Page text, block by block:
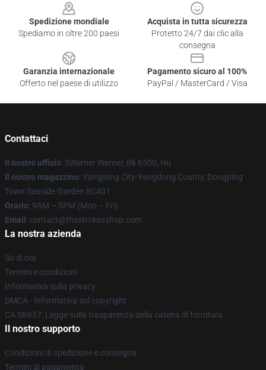
Spedizione mondiale
Spediamo in oltre 200 paesi
Acquista in tutta sicurezza
Protetto 24/7 dai clic alla
consegna
Garanzia internazionale
Offerto nel paese di utilizzo
Pagamento sicuro al 100%
PayPal / MasterCard / Visa
Contattaci
Il nostro ufficio: 5Werner Werner, Bk 6500, Hu
Il nostro magazzino: Yangjiang City-Yangdong County, Dongping
Town Seaside Garden 8C401
Orario: 9AM – 5PM (Mon – Fri)
Email : contact@thestrokesshop.com
La nostra azienda
Su di noi
Termini e condizioni
Informativa sulla privacy
DMCA - Informativa sul copyright
CA SB657: Legge sulla trasparenza della catena di fornitura
Il nostro supporto
Condizioni di spedizione e consegna
Termini di pagamento